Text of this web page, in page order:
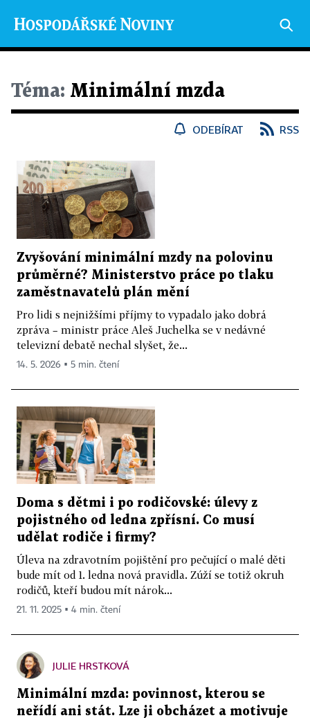
Téma: Minimální mzda
ODEBÍRAT RSS
Zvyšování minimální mzdy na polovinu
průměrné? Ministerstvo práce po tlaku
zaměstnavatelů plán mění
Pro lidi s nejnižšími příjmy to vypadalo jako dobrá
zpráva – ministr práce Aleš Juchelka se v nedávné
televizní debatě nechal slyšet, že...
14. 5. 2026 ▪ 5 min. čtení
Doma s dětmi i po rodičovské: úlevy z
pojistného od ledna zpřísní. Co musí
udělat rodiče i firmy?
Úleva na zdravotním pojištění pro pečující o malé děti
bude mít od 1. ledna nová pravidla. Zúží se totiž okruh
rodičů, kteří budou mít nárok...
21. 11. 2025 ▪ 4 min. čtení
JULIE HRSTKOVÁ
Minimální mzda: povinnost, kterou se
neřídí ani stát. Lze ji obcházet a motivuje